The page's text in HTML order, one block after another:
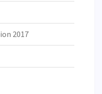
2017